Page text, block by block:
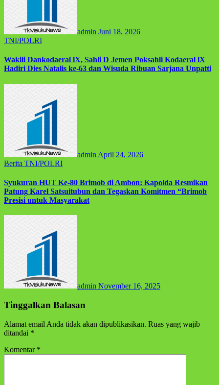
admin Juni 18, 2026
TNI/POLRI
Wakili Dankodaeral lX, Sahli D Jemen Poksahli Kodaeral lX
Hadiri Dies Natalis ke-63 dan Wisuda Ribuan Sarjana Unpatti
admin April 24, 2026
Berita TNI/POLRI
Syukuran HUT Ke-80 Brimob di Ambon: Kapolda Resmikan
Patung Karel Satsuitubun dan Tegaskan Komitmen “Brimob
Presisi untuk Masyarakat
admin November 16, 2025
Tinggalkan Balasan
Alamat email Anda tidak akan dipublikasikan. Ruas yang wajib
ditandai *
Komentar *